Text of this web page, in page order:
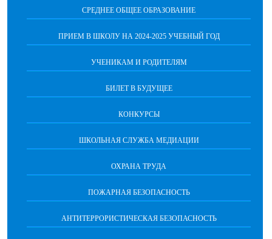
СРЕДНЕЕ ОБЩЕЕ ОБРАЗОВАНИЕ
ПРИЕМ В ШКОЛУ НА 2024-2025 УЧЕБНЫЙ ГОД
УЧЕНИКАМ И РОДИТЕЛЯМ
БИЛЕТ В БУДУЩЕЕ
КОНКУРСЫ
ШКОЛЬНАЯ СЛУЖБА МЕДИАЦИИ
ОХРАНА ТРУДА
ПОЖАРНАЯ БЕЗОПАСНОСТЬ
АНТИТЕРРОРИСТИЧЕСКАЯ БЕЗОПАСНОСТЬ